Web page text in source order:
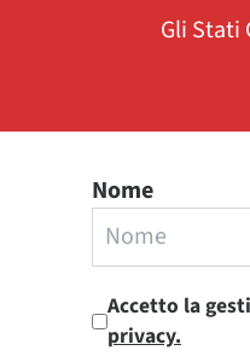
Gli Stati
Nome
Accetto la
privacy.